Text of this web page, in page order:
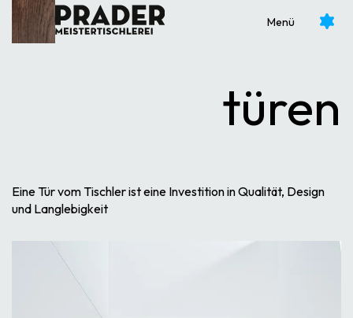
türen
Eine Tür vom Tischler ist eine Investition in Qualität, Design
und Langlebigkeit
Menü
Möbel fürs Bad
Möbel auf Mass
Glastüren
Brandschutztüren